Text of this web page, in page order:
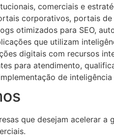
comerciais e
corporativos, portais
otimizados para SEO,
que utilizam
digitais com recursos
para atendimento,
de
que desejam acelerar